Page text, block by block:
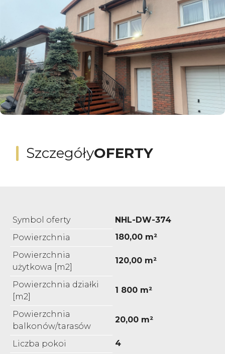
SzczegółyOFERTY
Symbol oferty
NHL-DW-374
Powierzchnia
180,00 m²
Powierzchnia
użytkowa [m2]
120,00 m²
Powierzchnia działki
[m2]
1 800 m²
Powierzchnia
balkonów/tarasów
20,00 m²
Liczba pokoi
4